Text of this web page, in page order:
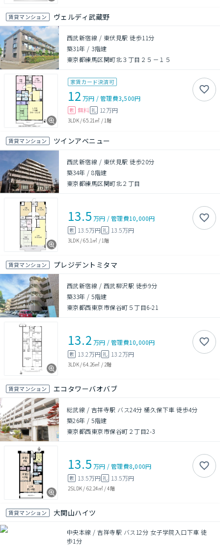
賃貸マンション ヴェルディ武蔵野
西武新宿線 / 東伏見駅 徒歩11分
築31年 / 3階建
東京都練馬区関町北３丁目２５－１５
家賃カード決済可
12 万円 /管理費3,500円
敷 無料 礼 12万円
3LDK/65.21㎡ /1階
賃貸マンション ツインアベニュー
西武新宿線 / 東伏見駅 徒歩20分
築34年 /8階建
東京都練馬区関町北２丁目
13.5 万円 /管理費10,000円
敷 13.5万円 礼 13.5万円
3LDK/65.1㎡ / 1階
賃貸マンション プレジデントミタマ
西武新宿線 / 西武柳沢駅 徒歩9分
築33年 /5階建
東京都西東京市保谷町５丁目6-21
13.2 万円 /管理費10,000円
敷 13.2万円 礼 13.2万円
3LDK/64.26㎡ / 2階
賃貸マンション エコタワーバオバブ
総武線 / 吉祥寺駅 バス24分 桶久保下車 徒歩4分
築26年 /5階建
東京都西東京市保谷町２丁目2-3
13.5 万円 /管理費8,000円
敷 13.5万円 礼 13.5万円
2SLDK / 62.24㎡/4階
賃貸マンション 大関山ハイツ
中央本線 / 吉祥寺駅 バス12分 女子学院入口下車 徒
歩1分